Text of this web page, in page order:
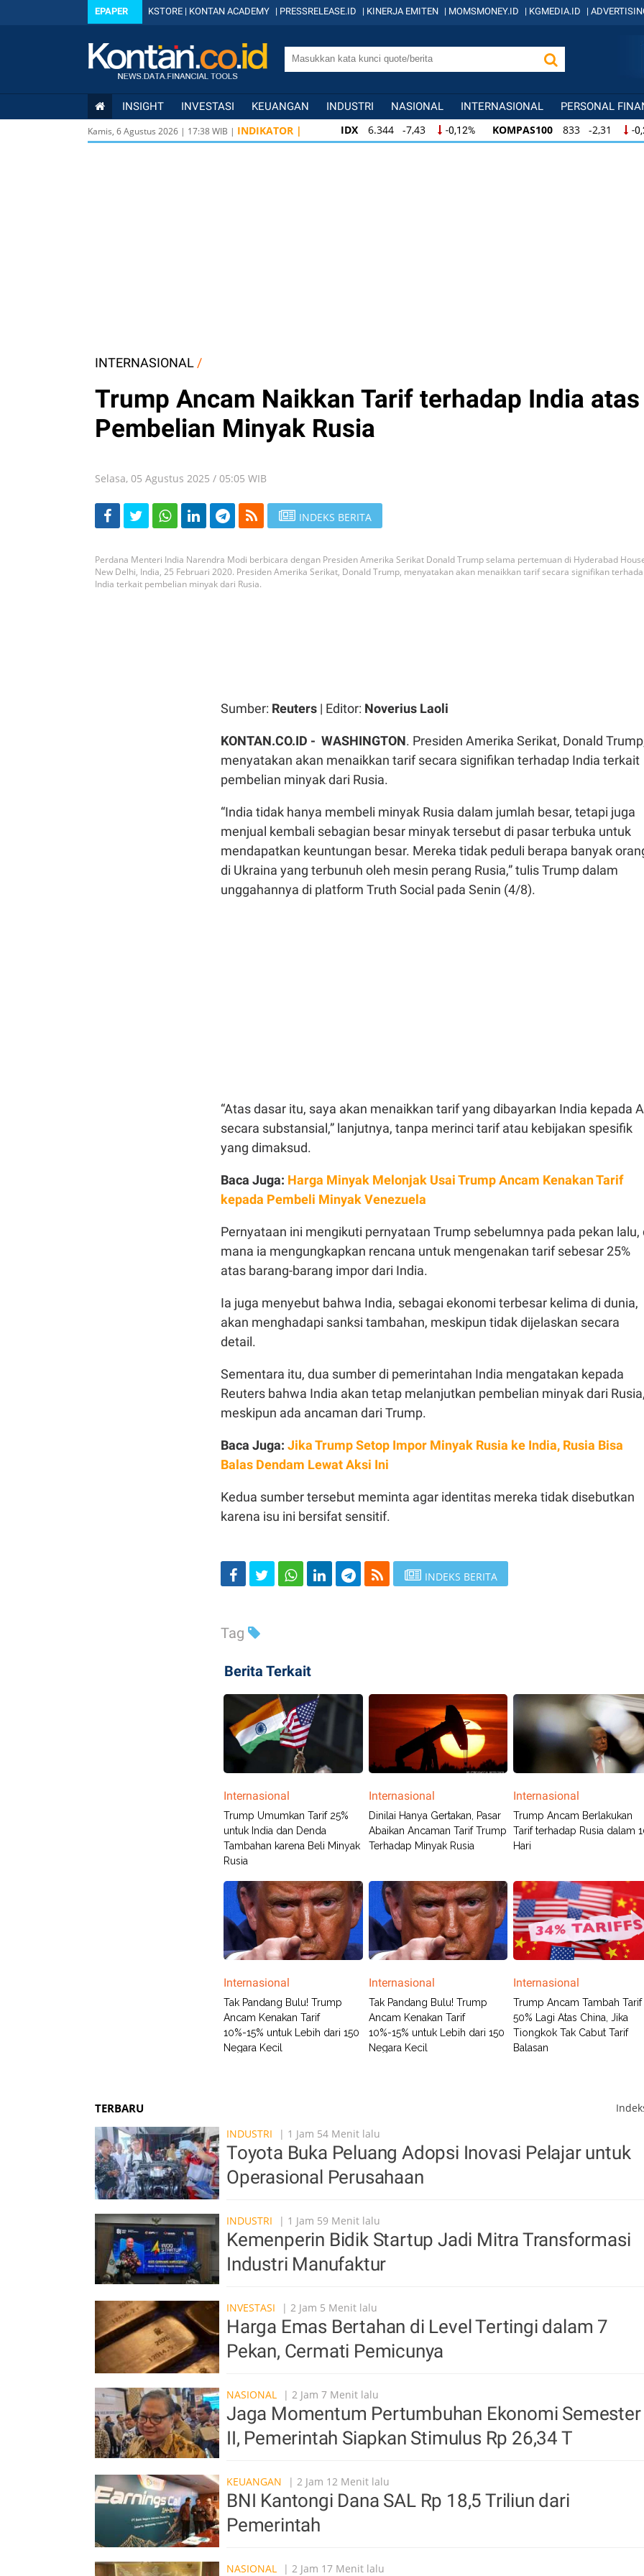
EPAPER KSTORE | KONTAN ACADEMY | PRESSRELEASE.ID | KINERJA EMITEN | MOMSMONEY.ID | KGMEDIA.ID |
INSIGHT INVESTASI KEUANGAN INDUSTRI NASIONAL INTERNASIONAL PERSONAL
Kamis, 6 Agustus 2026 | 17:38WIB | INDIKATOR | IDX 6.344 -7,43 -0,12% KOMPAS100 833 -2,31 -
IDX 6.344 -7,43 -0,12% KOMPAS100 833 -2,31 -
INTERNASIONAL /
Trump Ancam Naikkan Tarif terhadap India atas
Pembelian Minyak Rusia
Selasa, 05 Agustus 2025 / 05:05 WIB
INDEKS BERITA
Perdana Menteri India Narendra Modi berbicara dengan Presiden Amerika Serikat Donald Trump selama pertemuan di Hyderabad
New Delhi, India, 25 Februari 2020. Presiden Amerika Serikat, Donald Trump, menyatakan akan menaikkan tarif secara signifikan
India terkait pembelian minyak dari Rusia.
Sumber: Reuters | Editor: Noverius Laoli
KONTAN.CO.ID - WASHINGTON. Presiden Amerika Serikat, Donald
menyatakan akan menaikkan tarif secara signifikan terhadap India terkait
pembelian minyak dari Rusia.
“India tidak hanya membeli minyak Rusia dalam jumlah besar, tetapi juga
menjual kembali sebagian besar minyak tersebut di pasar terbuka untuk
mendapatkan keuntungan besar. Mereka tidak peduli berapa banyak
di Ukraina yang terbunuh oleh mesin perang Rusia,” tulis Trump dalam
unggahannya di platform Truth Social pada Senin (4/8).
“Atas dasar itu, saya akan menaikkan tarif yang dibayarkan India kepada
secara substansial,” lanjutnya, tanpa merinci tarif atau kebijakan spesifik
yang dimaksud.
Baca Juga: Harga Minyak Melonjak Usai Trump Ancam Kenakan Tarif
kepada Pembeli Minyak Venezuela
Pernyataan ini mengikuti pernyataan Trump sebelumnya pada pekan lalu,
mana ia mengungkapkan rencana untuk mengenakan tarif sebesar 25%
atas barang-barang impor dari India.
Ia juga menyebut bahwa India, sebagai ekonomi terbesar kelima di dunia,
akan menghadapi sanksi tambahan, meskipun tidak dijelaskan secara
detail.
Sementara itu, dua sumber di pemerintahan India mengatakan kepada
Reuters bahwa India akan tetap melanjutkan pembelian minyak dari
meskipun ada ancaman dari Trump.
Baca Juga: Jika Trump Setop Impor Minyak Rusia ke India, Rusia Bisa
Balas Dendam Lewat Aksi Ini
Kedua sumber tersebut meminta agar identitas mereka tidak disebutkan
karena isu ini bersifat sensitif.
INDEKS BERITA
Tag
Berita Terkait
Internasional
Trump Umumkan Tarif 25%
untuk India dan Denda
Tambahan karena Beli Minyak
Rusia
Internasional
Dinilai Hanya Gertakan, Pasar
Abaikan Ancaman Tarif Trump
Terhadap Minyak Rusia
Internasional
Trump Ancam Berlakukan
Tarif terhadap Rusia dalam
Hari
Internasional
Tak Pandang Bulu! Trump
Ancam Kenakan Tarif
10%-15% untuk Lebih dari 150
Negara Kecil
Internasional
Tak Pandang Bulu! Trump
Ancam Kenakan Tarif
10%-15% untuk Lebih dari 150
Negara Kecil
Internasional
Trump Ancam Tambah Tarif
50% Lagi Atas China, Jika
Tiongkok Tak Cabut Tarif
Balasan
TERBARU
INDUSTRI
| 1 Jam 54 Menit lalu
Toyota Buka Peluang Adopsi Inovasi Pelajar untuk
Operasional Perusahaan
INDUSTRI | 1 Jam 59 Menit lalu
Kemenperin Bidik Startup Jadi Mitra Transformasi
Industri Manufaktur
INVESTASI | 2 Jam 5 Menit lalu
Harga Emas Bertahan di Level Tertingi dalam 7
Pekan, Cermati Pemicunya
NASIONAL | 2 Jam 7 Menit lalu
Jaga Momentum Pertumbuhan Ekonomi Semester
II, Pemerintah Siapkan Stimulus Rp 26,34 T
KEUANGAN | 2 Jam 12 Menit lalu
BNI Kantongi Dana SAL Rp 18,5 Triliun dari
Pemerintah
NASIONAL | 2 Jam 17 Menit lalu